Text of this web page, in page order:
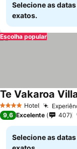
Selecione as
exatos.
Escolha popular
4 EstrelasHotel
Te Vakaroa
9,6 Excelente 407
Selecione as